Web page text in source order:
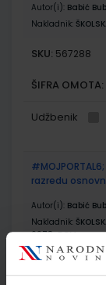
Autor(i): Babić
Nakladnik:
SKU: 567288
ŠIFRA OMOTA:
Udžbenik
razredu
Autor(i): Babić
Nakladnik:
6978-DOM
SKU: 567289